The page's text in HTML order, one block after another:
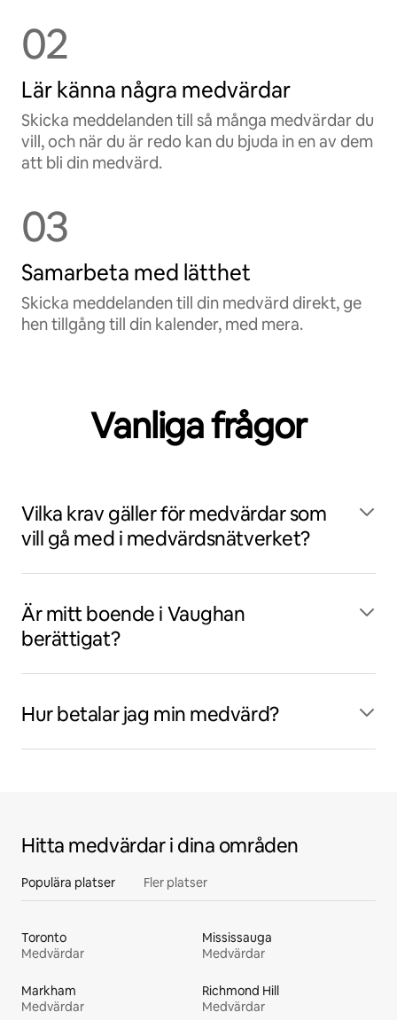
02
Lär känna några medvärdar
Skicka meddelanden till så många medvärdar du
vill, och när du är redo kan du bjuda in en av dem
att bli din medvärd.
03
Samarbeta med lätthet
Skicka meddelanden till din medvärd direkt, ge
hen tillgång till din kalender, med mera.
Vanliga frågor
Vilka krav gäller för medvärdar som
vill gå med i medvärdsnätverket?
Är mitt boende i Vaughan
berättigat?
Hur betalar jag min medvärd?
Hitta medvärdar i dina områden
Populära platser Fler platser
Toronto
Medvärdar
Mississauga
Medvärdar
Markham
Medvärdar
Richmond Hill
Medvärdar